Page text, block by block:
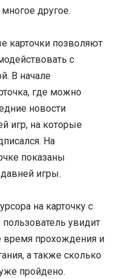
другое.
карточки позволяют
с
В начале
где можно
новости
игр, на которые
На
показаны
игры.
на карточку с
увидит
время прохождения и
а также сколько
пройдено.